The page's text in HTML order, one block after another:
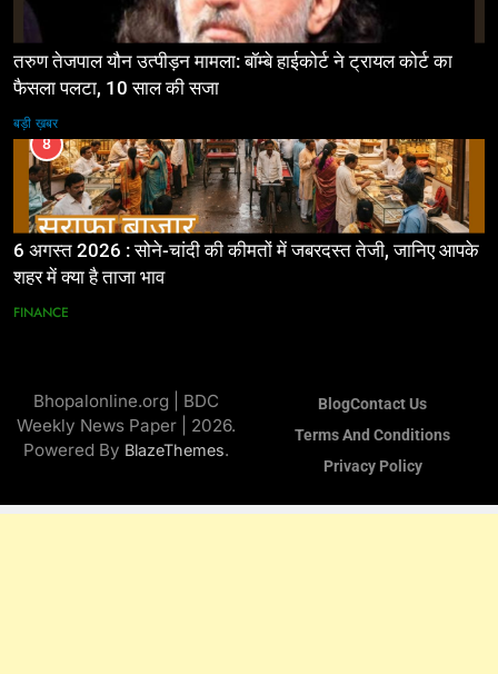
तरुण तेजपाल यौन उत्पीड़न मामला: बॉम्बे हाईकोर्ट ने ट्रायल कोर्ट का
फैसला पलटा, 10 साल की सजा
बड़ी ख़बर
8
6 अगस्त 2026 : सोने-चांदी की कीमतों में जबरदस्त तेजी, जानिए आपके
शहर में क्या है ताजा भाव
FINANCE
Bhopalonline.org | BDC
Weekly News Paper | 2026.
Powered By BlazeThemes.
BlogContact Us
Terms And Conditions
Privacy Policy